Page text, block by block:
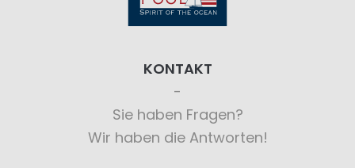
KONTAKT
Sie haben Fragen?
Wir haben die Antworten!